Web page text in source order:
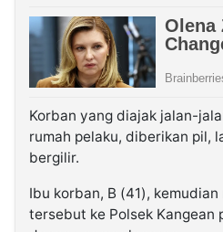
Korban yang diajak jalan-
rumah pelaku, diberikan pil,
bergilir.
Ibu korban, B (41),
tersebut ke Polsek Kangean